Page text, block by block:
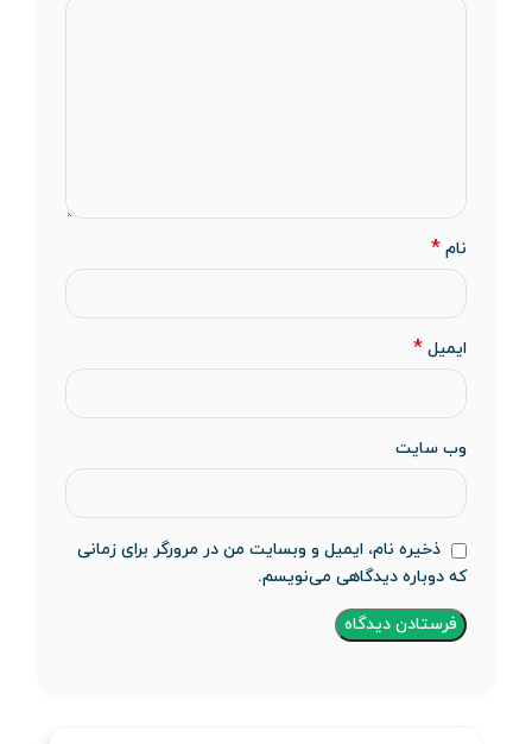
نام *
ایمیل *
وب‌ سایت
ذخیره نام، ایمیل و وبسایت من در مرورگر برای زمانی
که دوباره دیدگاهی می‌نویسم.